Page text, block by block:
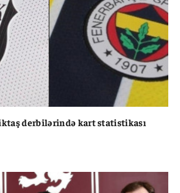
derbilərində kart statistikası